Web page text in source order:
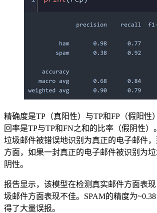
精确度是TP（真阳性）与TP和FP（假阳性
回率是TP与TP和FN之和的比率（假阴性）
垃圾邮件被错误地识别为真正的电子邮件
方面，如果一封真正的电子邮件被识别为
阴性。
报告显示，该模型在检测真实邮件方面表
圾邮件方面表现不佳。SPAM的精度为
得了大量误报。